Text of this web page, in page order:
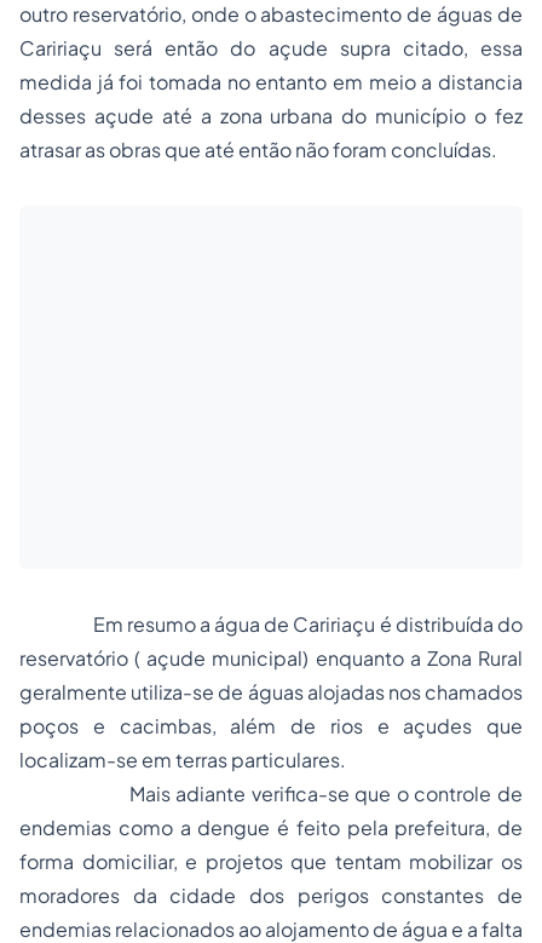
outro reservatório, onde o abastecimento de águas de
Caririaçu será então do açude supra citado, essa
medida já foi tomada no entanto em meio a distancia
desses açude até a zona urbana do município o fez
atrasar as obras que até então não foram concluídas.
Em resumo a água de Caririaçu é distribuída do
reservatório ( açude municipal) enquanto a Zona Rural
geralmente utiliza-se de águas alojadas nos chamados
poços e cacimbas, além de rios e açudes que
localizam-se em terras particulares.
Mais adiante verifica-se que o controle de
endemias como a dengue é feito pela prefeitura, de
forma domiciliar, e projetos que tentam mobilizar os
moradores da cidade dos perigos constantes de
endemias relacionados ao alojamento de água e a falta